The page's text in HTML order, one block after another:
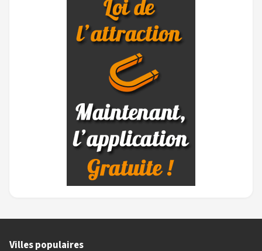
Villes populaires